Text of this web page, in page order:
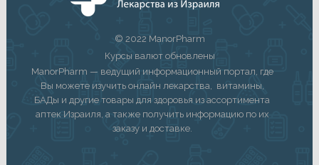
© 2022 ManorPharm
Курсы валют обновлены
ManorPharm — ведущий информационный портал, где
Вы можете изучить онлайн лекарства, витамины,
БАДы и другие товары для здоровья из ассортимента
аптек Израиля, а также получить информацию по их
заказу и доставке.